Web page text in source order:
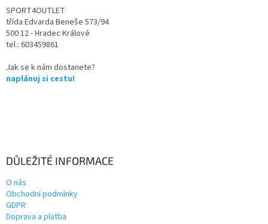
SPORT4OUTLET
třída Edvarda Beneše 573/94
500 12 - Hradec Králové
tel.: 603459861
Jak se k nám dostanete?
naplánuj si cestu!
DŮLEŽITÉ INFORMACE
O nás
Obchodní podmínky
GDPR
Doprava a platba